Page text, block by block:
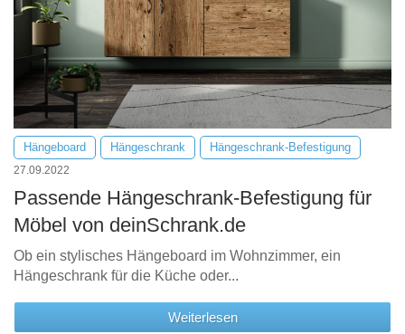
Hängeboard Hängeschrank Hängeschrank-Befestigung
27.09.2022
Passende Hängeschrank-Befestigung für
Möbel von deinSchrank.de
Ob ein stylisches Hängeboard im Wohnzimmer, ein
Hängeschrank für die Küche oder...
Weiterlesen